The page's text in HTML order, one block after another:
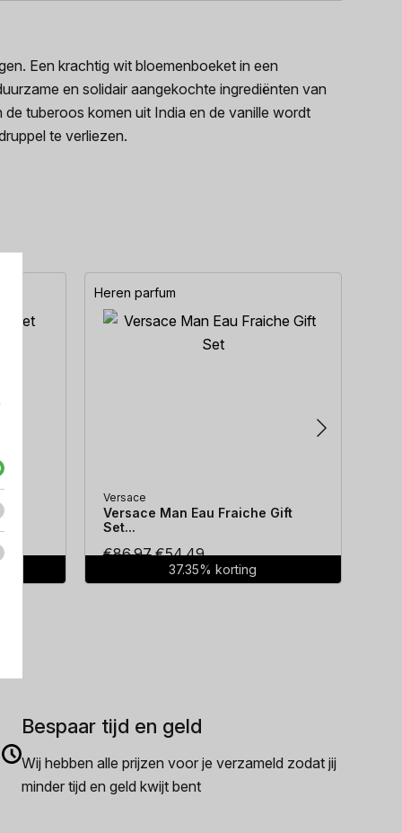
Een krachtig wit bloemenboeket in een
en solidair aangekochte ingrediënten van
tuberoos komen uit India en de vanille wordt
te verliezen.
Heren parfum
Versace
Versace Man Eau Fraiche Gift
Set...
€86.97Oorspronkelijke
prijs
€54.49Huidige
prijs
37.35% korting
Bespaar tijd en geld
Wij hebben alle prijzen voor je verzameld zodat jij
minder tijd en geld kwijt bent